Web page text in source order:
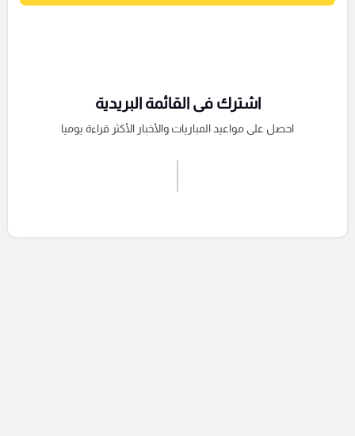
اشترك فى القائمة البريدية
احصل على مواعيد المباريات والأخبار الأكثر قراءة يوميا